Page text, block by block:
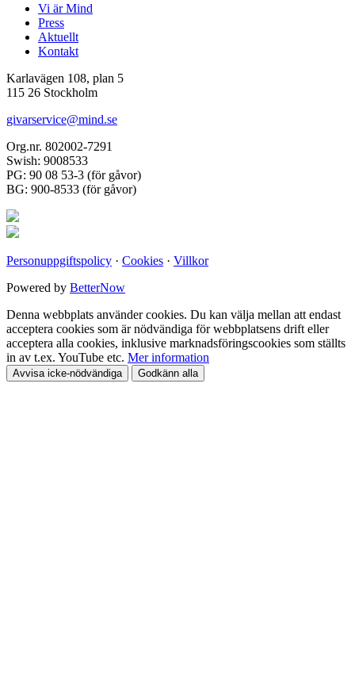
Vi är Mind
Press
Aktuellt
Kontakt
Karlavägen 108, plan 5
115 26 Stockholm
givarservice@mind.se
Org.nr. 802002-7291
Swish: 9008533
PG: 90 08 53-3 (för gåvor)
BG: 900-8533 (för gåvor)
Personuppgiftspolicy · Cookies · Villkor
Powered by BetterNow
Denna webbplats använder cookies. Du kan välja mellan att endast
acceptera cookies som är nödvändiga för webbplatsens drift eller
acceptera alla cookies, inklusive marknadsföringscookies som ställts
in av t.ex. YouTube etc. Mer information
Avvisa icke-nödvändiga Godkänn alla